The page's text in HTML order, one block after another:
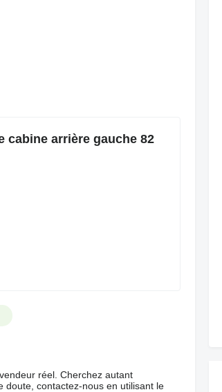
cabine arrière gauche 82
réel. Cherchez autant
doute, contactez-nous en utilisant le